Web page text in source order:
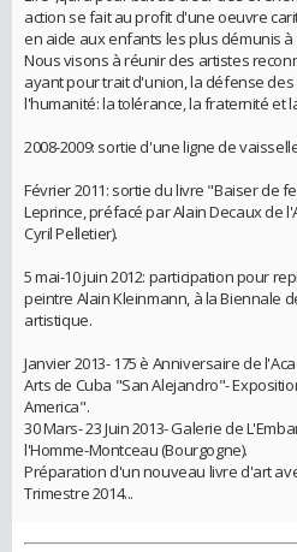
action se fait au profit d'une oeuvre
en aide aux enfants les plus démunis
Nous visons à réunir des artistes
ayant pour trait d'union, la défense
l'humanité: la tolérance, la fraternité et
2008-2009: sortie d'une ligne de
Février 2011: sortie du livre "Baiser de
Leprince, préfacé par Alain Decaux de
Cyril Pelletier).
5 mai-10 juin 2012: participation pour
peintre Alain Kleinmann, à la Biennale
artistique.
Janvier 2013- 175 è Anniversaire de
Arts de Cuba "San Alejandro"-
America".
30 Mars- 23 Juin 2013- Galerie de
l'Homme-Montceau (Bourgogne).
Préparation d'un nouveau livre d'art
Trimestre 2014...